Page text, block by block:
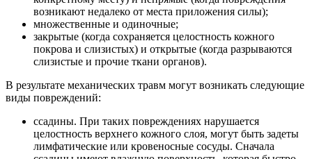
возникают недалеко от места приложения силы);
множественные и одиночные;
закрытые (когда сохраняется целостность кожного
покрова и слизистых) и открытые (когда разрываются
слизистые и прочие ткани органов).
В результате механических травм могут возникать следующие
виды повреждений:
ссадины. При таких повреждениях нарушается
целостность верхнего кожного слоя, могут быть задеты
лимфатические или кровеносные сосуды. Сначала